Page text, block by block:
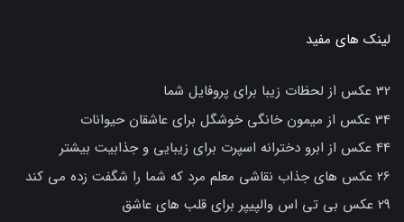
لینک های مفید
32 عکس از لحظات زیبا برای پروفایل شما
34 عکس از میمون خانگی خوشگل برای عاشقان حیوانات
44 عکس از ابرو دخترانه اسپرت برای زیبایی و جذابیت بیشتر
26 عکس های جذاب نقاشی معلم مرد که شما را شگفت زده می کند
29 عکس بی تی اس والپیپر برای قلب های عاشق